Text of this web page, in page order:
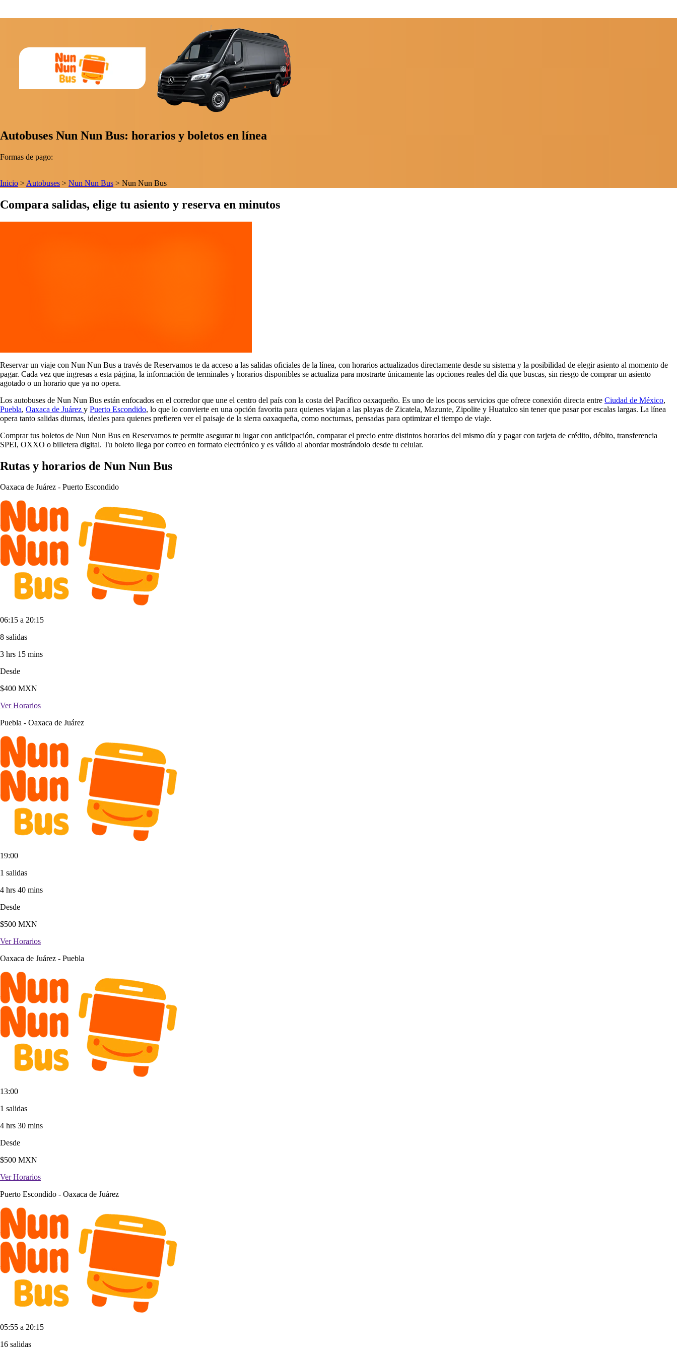
Autobuses Nun Nun Bus: horarios y boletos en línea
Formas de pago:
Inicio > Autobuses > Nun Nun Bus > Nun Nun Bus
Compara salidas, elige tu asiento y reserva en minutos
Reservar un viaje con Nun Nun Bus a través de Reservamos te da acceso a las salidas oficiales de la línea, con horarios actualizados directamente desde su sistema y la posibilidad de elegir asiento al momento de
pagar. Cada vez que ingresas a esta página, la información de terminales y horarios disponibles se actualiza para mostrarte únicamente las opciones reales del día que buscas, sin riesgo de comprar un asiento
agotado o un horario que ya no opera.
Los autobuses de Nun Nun Bus están enfocados en el corredor que une el centro del país con la costa del Pacífico oaxaqueño. Es uno de los pocos servicios que ofrece conexión directa entre Ciudad de México,
Puebla, Oaxaca de Juárez y Puerto Escondido, lo que lo convierte en una opción favorita para quienes viajan a las playas de Zicatela, Mazunte, Zipolite y Huatulco sin tener que pasar por escalas largas. La línea
opera tanto salidas diurnas, ideales para quienes prefieren ver el paisaje de la sierra oaxaqueña, como nocturnas, pensadas para optimizar el tiempo de viaje.
Comprar tus boletos de Nun Nun Bus en Reservamos te permite asegurar tu lugar con anticipación, comparar el precio entre distintos horarios del mismo día y pagar con tarjeta de crédito, débito, transferencia
SPEI, OXXO o billetera digital. Tu boleto llega por correo en formato electrónico y es válido al abordar mostrándolo desde tu celular.
Rutas y horarios de Nun Nun Bus
Oaxaca de Juárez - Puerto Escondido
06:15 a 20:15
8 salidas
3 hrs 15 mins
Desde
$400 MXN
Ver Horarios
Puebla - Oaxaca de Juárez
19:00
1 salidas
4 hrs 40 mins
Desde
$500 MXN
Ver Horarios
Oaxaca de Juárez - Puebla
13:00
1 salidas
4 hrs 30 mins
Desde
$500 MXN
Ver Horarios
Puerto Escondido - Oaxaca de Juárez
05:55 a 20:15
16 salidas